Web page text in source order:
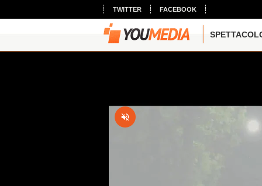
TWITTER FACEBOOK